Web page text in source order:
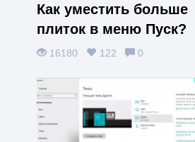
Как уместить больше
плиток в меню Пуск?
16180 122 0